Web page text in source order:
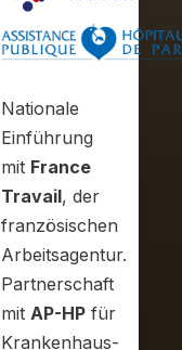
Nationale
Einführung
mit France
Travail, der
französischen
Arbeitsagentur.
Partnerschaft
mit AP-HP für
Krankenhaus-